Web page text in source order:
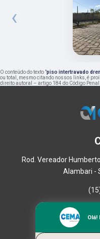
‹
O conteúdo do texto "piso intertravado
ou total, mesmo citando nossos links, é
direito autoral – artigo 184 do Código Penal
Rod. Vereador
Alambari -
Olá!